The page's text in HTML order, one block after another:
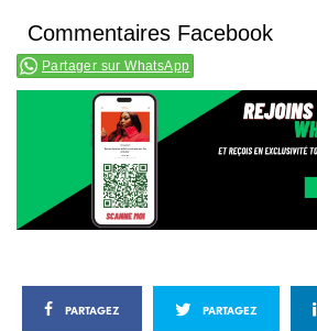
Commentaires Facebook
Partager sur WhatsApp
PARTAGEZ PARTAGEZ